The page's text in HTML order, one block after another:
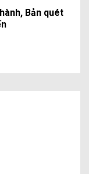
Bản quét